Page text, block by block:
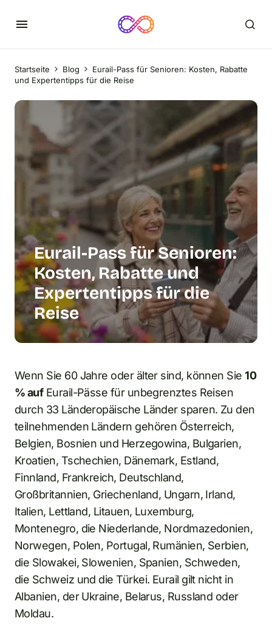
Startseite Blog
Eurail-Pass für Senioren: Kosten, Rabatte
und Expertentipps für die Reise
Eurail-Pass für Senioren:
Kosten, Rabatte und
Expertentipps für die
Reise
Wenn Sie 60 Jahre oder älter sind, können Sie10
% aufEurail-Pässe für unbegrenztes Reisen
durch 33 Länderopäische Länder sparen. Zu den
teilnehmenden Ländern gehören Österreich,
Belgien, Bosnien und Herzegowina, Bulgarien,
Kroatien, Tschechien, Dänemark, Estland,
Finnland, Frankreich, Deutschland,
Großbritannien, Griechenland, Ungarn, Irland,
Italien, Lettland, Litauen, Luxemburg,
Montenegro, die Niederlande, Nordmazedonien,
Norwegen, Polen, Portugal, Rumänien, Serbien,
die Slowakei, Slowenien, Spanien, Schweden,
die Schweiz und die Türkei. Eurail gilt nicht in
Albanien, der Ukraine, Belarus, Russland oder
Moldau.